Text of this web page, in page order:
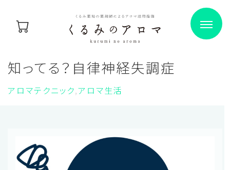
知ってる？自律神経失調症
アロマテクニック アロマ生活